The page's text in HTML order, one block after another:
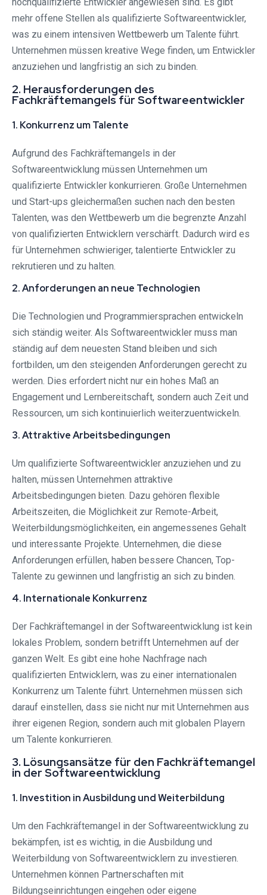
mehr offene Stellen als qualifizierte Softwareentwickler,
was zu einem intensiven Wettbewerb um Talente führt.
Unternehmen müssen kreative Wege finden, um Entwickler
anzuziehen und langfristig an sich zu binden.
2. Herausforderungen des
Fachkräftemangels für Softwareentwickler
1. Konkurrenz um Talente
Aufgrund des Fachkräftemangels in der
Softwareentwicklung müssen Unternehmen um
qualifizierte Entwickler konkurrieren. Große Unternehmen
und Start-ups gleichermaßen suchen nach den besten
Talenten, was den Wettbewerb um die begrenzte Anzahl
von qualifizierten Entwicklern verschärft. Dadurch wird es
für Unternehmen schwieriger, talentierte Entwickler zu
rekrutieren und zu halten.
2. Anforderungen an neue Technologien
Die Technologien und Programmiersprachen entwickeln
sich ständig weiter. Als Softwareentwickler muss man
ständig auf dem neuesten Stand bleiben und sich
fortbilden, um den steigenden Anforderungen gerecht zu
werden. Dies erfordert nicht nur ein hohes Maß an
Engagement und Lernbereitschaft, sondern auch Zeit und
Ressourcen, um sich kontinuierlich weiterzuentwickeln.
3. Attraktive Arbeitsbedingungen
Um qualifizierte Softwareentwickler anzuziehen und zu
halten, müssen Unternehmen attraktive
Arbeitsbedingungen bieten. Dazu gehören flexible
Arbeitszeiten, die Möglichkeit zur Remote-Arbeit,
Weiterbildungsmöglichkeiten, ein angemessenes Gehalt
und interessante Projekte. Unternehmen, die diese
Anforderungen erfüllen, haben bessere Chancen, Top-
Talente zu gewinnen und langfristig an sich zu binden.
4. Internationale Konkurrenz
Der Fachkräftemangel in der Softwareentwicklung ist kein
lokales Problem, sondern betrifft Unternehmen auf der
ganzen Welt. Es gibt eine hohe Nachfrage nach
qualifizierten Entwicklern, was zu einer internationalen
Konkurrenz um Talente führt. Unternehmen müssen sich
darauf einstellen, dass sie nicht nur mit Unternehmen aus
ihrer eigenen Region, sondern auch mit globalen Playern
um Talente konkurrieren.
3. Lösungsansätze für den Fachkräftemangel
in der Softwareentwicklung
1. Investition in Ausbildung und Weiterbildung
Um den Fachkräftemangel in der Softwareentwicklung zu
bekämpfen, ist es wichtig, in die Ausbildung und
Weiterbildung von Softwareentwicklern zu investieren.
Unternehmen können Partnerschaften mit
Bildungseinrichtungen eingehen oder eigene